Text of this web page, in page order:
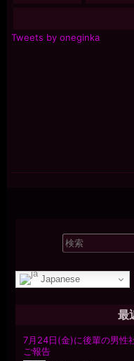
Tweets by oneginka
検
索
象:
Japanese
最